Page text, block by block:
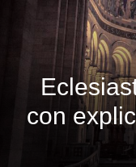
con